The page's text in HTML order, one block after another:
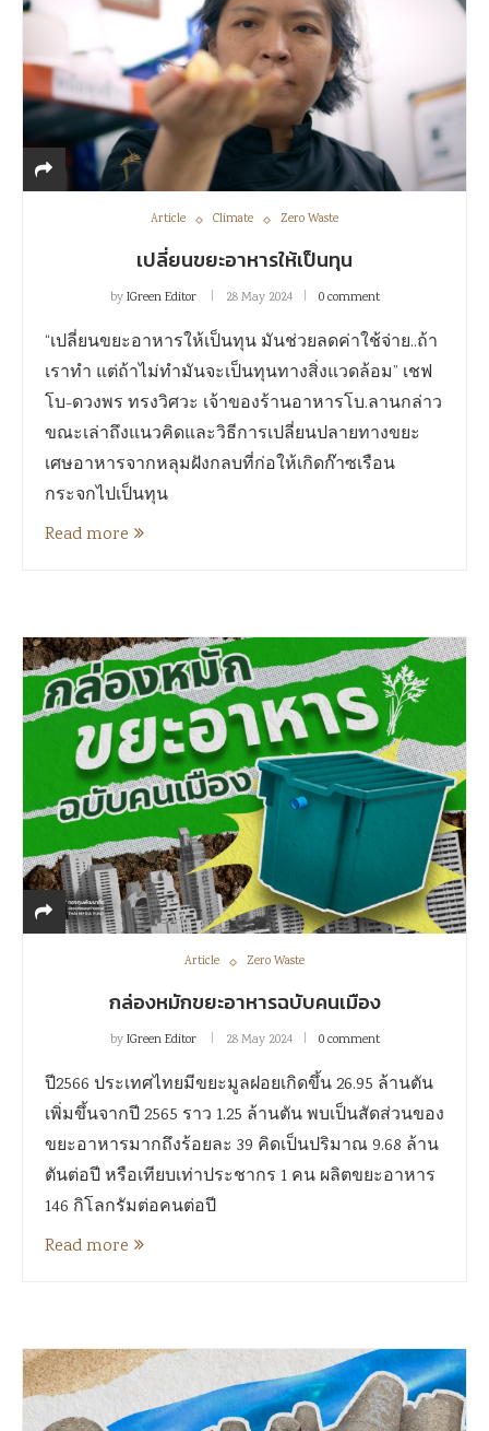
Article Climate Zero Waste
เปลี่ยนขยะอาหารให้เป็นทุน
byIGreen Editor 28 May 2024 0 comment
“เปลี่ยนขยะอาหารให้เป็นทุน มันช่วยลดค่าใช้จ่าย..ถ้า
เราทำ แต่ถ้าไม่ทำมันจะเป็นทุนทางสิ่งแวดล้อม” เชฟ
โบ-ดวงพร ทรงวิศวะ เจ้าของร้านอาหารโบ.ลานกล่าว
ขณะเล่าถึงแนวคิดและวิธีการเปลี่ยนปลายทางขยะ
เศษอาหารจากหลุมฝังกลบที่ก่อให้เกิดก๊าซเรือน
กระจกไปเป็นทุน
Read more
Article Zero Waste
กล่องหมักขยะอาหารฉบับคนเมือง
byIGreen Editor 28 May 2024 0 comment
ปี2566 ประเทศไทยมีขยะมูลฝอยเกิดขึ้น 26.95 ล้านตัน
เพิ่มขึ้นจากปี 2565 ราว 1.25 ล้านตัน พบเป็นสัดส่วนของ
ขยะอาหารมากถึงร้อยละ 39 คิดเป็นปริมาณ 9.68 ล้าน
ตันต่อปี หรือเทียบเท่าประชากร 1 คน ผลิตขยะอาหาร
146 กิโลกรัมต่อคนต่อปี
Read more